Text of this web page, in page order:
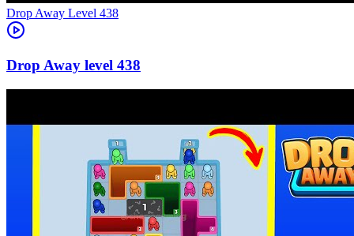
Level 438
438